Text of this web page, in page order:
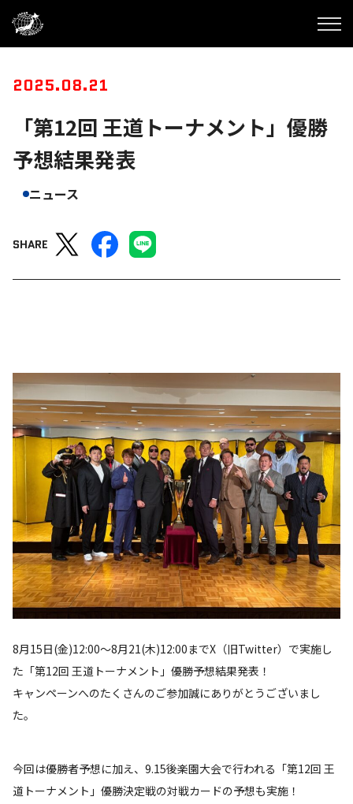
2025.08.21
「第12回 王道トーナメント」優勝
予想結果発表
ニュース
SHARE
8月15日(金)12:00～8月21(木)12:00までX（旧Twitter）で実施し
た「第12回 王道トーナメント」優勝予想結果発表！
キャンペーンへのたくさんのご参加誠にありがとうございまし
た。
今回は優勝者予想に加え、9.15後楽園大会で行われる「第12回 王
道トーナメント」優勝決定戦の対戦カードの予想も実施！